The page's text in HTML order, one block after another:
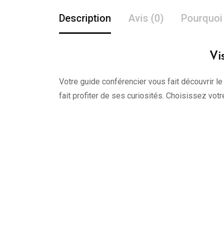
Description Avis (0)
Votre guide conférencier vous fait découvrir
fait profiter de ses curiosités. Choisissez